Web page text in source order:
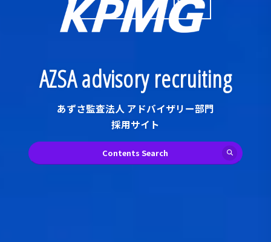
AZSA advisory recruiting
あずさ監査法人 アドバイザリー部門
採用サイト
Contents Search